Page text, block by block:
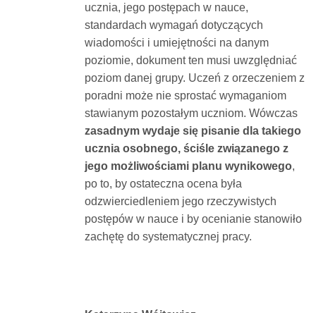
ucznia, jego postępach w nauce,
standardach wymagań dotyczących
wiadomości i umiejętności na danym
poziomie, dokument ten musi uwzględniać
poziom danej grupy. Uczeń z orzeczeniem z
poradni może nie sprostać wymaganiom
stawianym pozostałym uczniom. Wówczas
zasadnym wydaje się pisanie dla takiego
ucznia osobnego, ściśle związanego z
jego możliwościami planu wynikowego,
po to, by ostateczna ocena była
odzwierciedleniem jego rzeczywistych
postępów w nauce i by ocenianie stanowiło
zachętę do systematycznej pracy.